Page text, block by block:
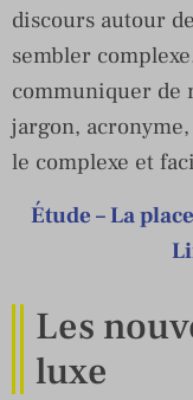
discours autour
sembler
communiquer de
jargon,
le complexe et
Étude – La
Les
luxe